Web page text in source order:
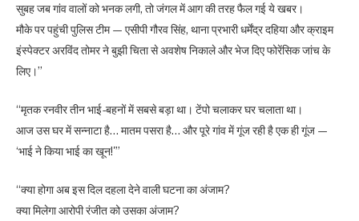
सुबह जब गांव वालों को भनक लगी, तो जंगल में आग की तरह फैल गई ये खबर।
मौके पर पहुंची पुलिस टीम — एसीपी गौरव सिंह, थाना प्रभारी धर्मेंद्र दहिया और क्राइम
इंस्पेक्टर अरविंद तोमर ने बुझी चिता से अवशेष निकाले और भेज दिए फोरेंसिक जांच के
लिए।”
“मृतक रनवीर तीन भाई-बहनों में सबसे बड़ा था। टेंपो चलाकर घर चलाता था।
आज उस घर में सन्नाटा है… मातम पसरा है… और पूरे गांव में गूंज रही है एक ही गूंज —
‘भाई ने किया भाई का खून!'”
“क्या होगा अब इस दिल दहला देने वाली घटना का अंजाम?
क्या मिलेगा आरोपी रंजीत को उसका अंजाम?